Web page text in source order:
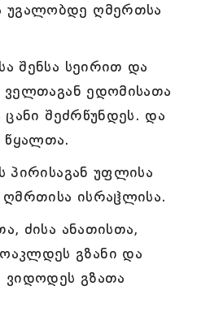
უგალობდე ღმერთსა
შენსა სეირით და
ველთაგან ედომისათა
ცანი შეძრწუნდეს. და
პირისაგან უფლისა
ისრაჱლისა.
ძისა ანათისთა,
გზანი და
ვიდოდეს გზათა